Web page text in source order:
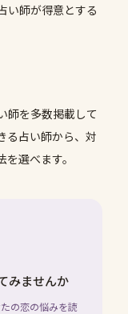
い師が得意とする
師を多数掲載して
る占い師から、対
選べます。
みませんか
の恋の悩みを読